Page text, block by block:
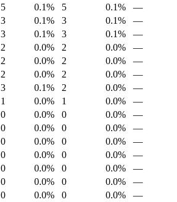
5 0.1% 5 0.1%
—
3 0.1% 3 0.1%
—
3 0.1% 3 0.1%
—
2 0.0% 2 0.0%
—
2 0.0% 2 0.0%
—
2 0.0% 2 0.0%
—
3 0.1% 2 0.0%
—
1 0.0% 1 0.0%
—
0 0.0% 0 0.0%
—
0 0.0% 0 0.0%
—
0 0.0% 0 0.0%
—
0 0.0% 0 0.0%
—
0 0.0% 0 0.0%
—
0 0.0% 0 0.0%
—
0 0.0% 0 0.0% —